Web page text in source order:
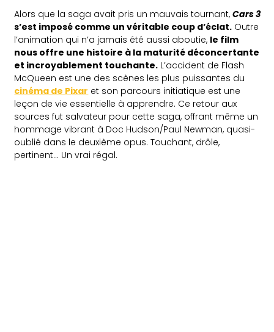
Alors que la saga avait pris un mauvais tournant,Cars 3
s’est imposé comme un véritable coup d’éclat. Outre
l’animation qui n’a jamais été aussi aboutie, le film
nous offre une histoire à la maturité déconcertante
et incroyablement touchante. L’accident de Flash
McQueen est une des scènes les plus puissantes du
cinéma de Pixar et son parcours initiatique est une
leçon de vie essentielle à apprendre. Ce retour aux
sources fut salvateur pour cette saga, offrant même un
hommage vibrant à Doc Hudson/Paul Newman, quasi-
oublié dans le deuxième opus. Touchant, drôle,
pertinent… Un vrai régal.